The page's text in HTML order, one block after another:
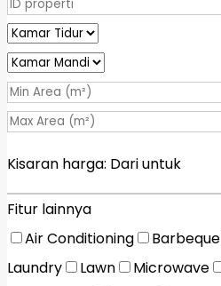
Kisaran harga: Dariuntuk
Fitur lainnya
Air Conditioning
Barbeque
Laundry
Lawn Microwave